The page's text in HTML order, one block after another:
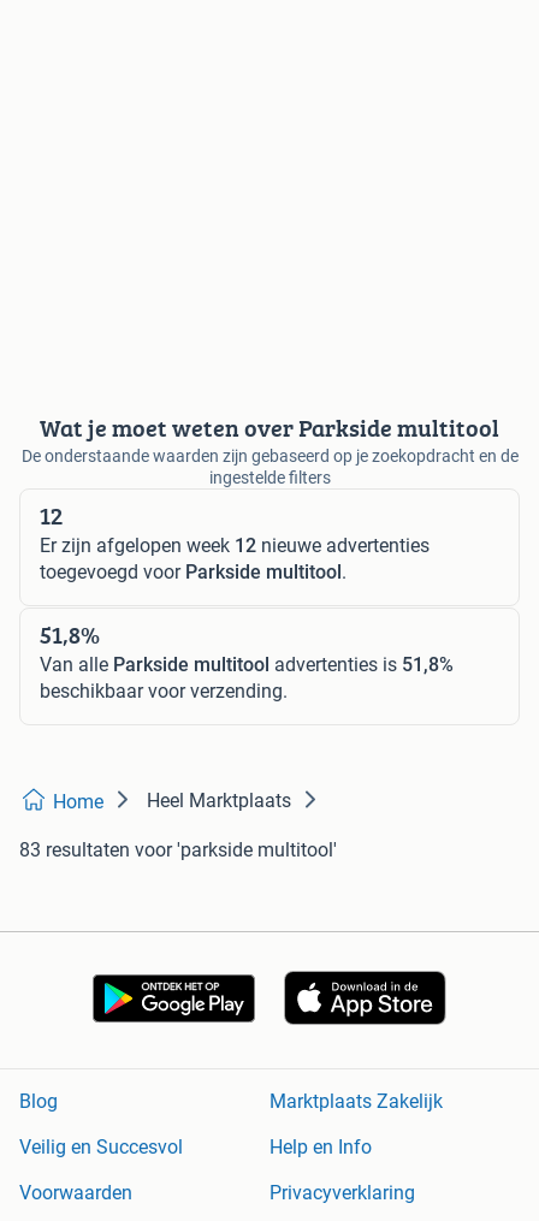
Wat je moet weten over Parkside multitool
De onderstaande waarden zijn gebaseerd op je zoekopdracht en de
ingestelde filters
12
Er zijn afgelopen week 12 nieuwe advertenties
toegevoegd voor Parkside multitool .
51,8%
Van alle Parkside multitool advertenties is 51,8%
beschikbaar voor verzending.
Home Heel Marktplaats
83 resultaten voor 'parkside multitool'
Blog
Marktplaats Zakelijk
Veilig en Succesvol
Help en Info
Voorwaarden
Privacyverklaring